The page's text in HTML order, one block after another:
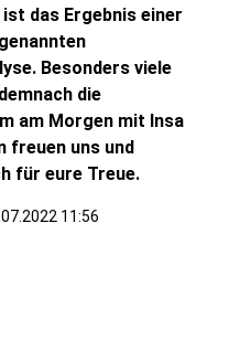
das Ergebnis einer
Besonders viele
die
am Morgen mit Insa
freuen uns und
für eure Treue.
11:56